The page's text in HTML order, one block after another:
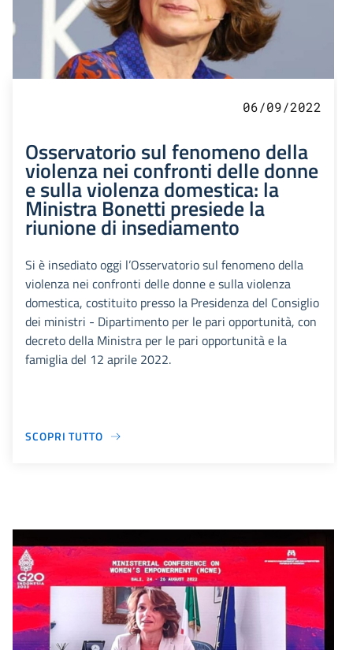
06/09/2022
Osservatorio sul fenomeno della
violenza nei confronti delle donne
e sulla violenza domestica: la
Ministra Bonetti presiede la
riunione di insediamento
Si è insediato oggi l’Osservatorio sul fenomeno della
violenza nei confronti delle donne e sulla violenza
domestica, costituito presso la Presidenza del Consiglio
dei ministri - Dipartimento per le pari opportunità, con
decreto della Ministra per le pari opportunità e la
famiglia del 12 aprile 2022.
SCOPRI TUTTO